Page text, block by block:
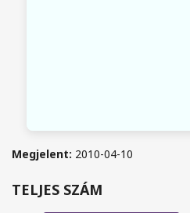
Megjelent: 2010-04-10
TELJES SZÁM